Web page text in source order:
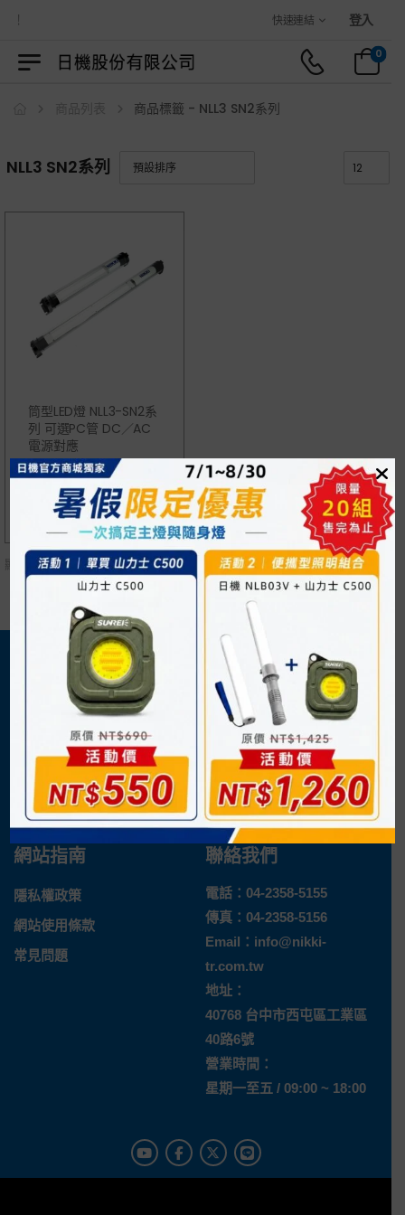
！ 快速連結 登入
0
商品標籤 - NLL3 SN2系列
NLL3 SN2系列
筒型LED燈 NLL3-SN2系
列 可選PC管 DC／AC
電源對應
NT$2,050
顯示單一結果
關於我們
企業概況
最新消息
購物須知
購物流程
付款方式
運送方式
退換貨說明
網站指南
隱私權政策
網站使用條款
常見問題
聯絡我們
電話： 04-2358-5155
傳真：04-2358-5156
Email： info@nikki-
tr.com.tw
地址：
40768 台中市西屯區工業區
40路6號
營業時間：
星期一至五 / 09:00 ~ 18:00